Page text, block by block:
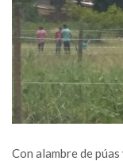
Con alambre de